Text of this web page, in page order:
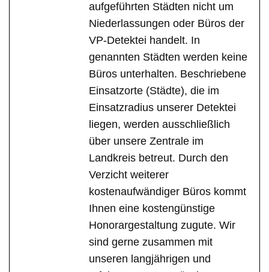
aufgeführten Städten nicht um
Niederlassungen oder Büros der
VP-Detektei handelt. In
genannten Städten werden keine
Büros unterhalten. Beschriebene
Einsatzorte (Städte), die im
Einsatzradius unserer Detektei
liegen, werden ausschließlich
über unsere Zentrale im
Landkreis betreut. Durch den
Verzicht weiterer
kostenaufwändiger Büros kommt
Ihnen eine kostengünstige
Honorargestaltung zugute. Wir
sind gerne zusammen mit
unseren langjährigen und